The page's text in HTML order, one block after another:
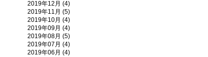
2019年12月 (4)
2019年11月 (5)
2019年10月 (4)
2019年09月 (4)
2019年08月 (5)
2019年07月 (4)
2019年06月 (4)